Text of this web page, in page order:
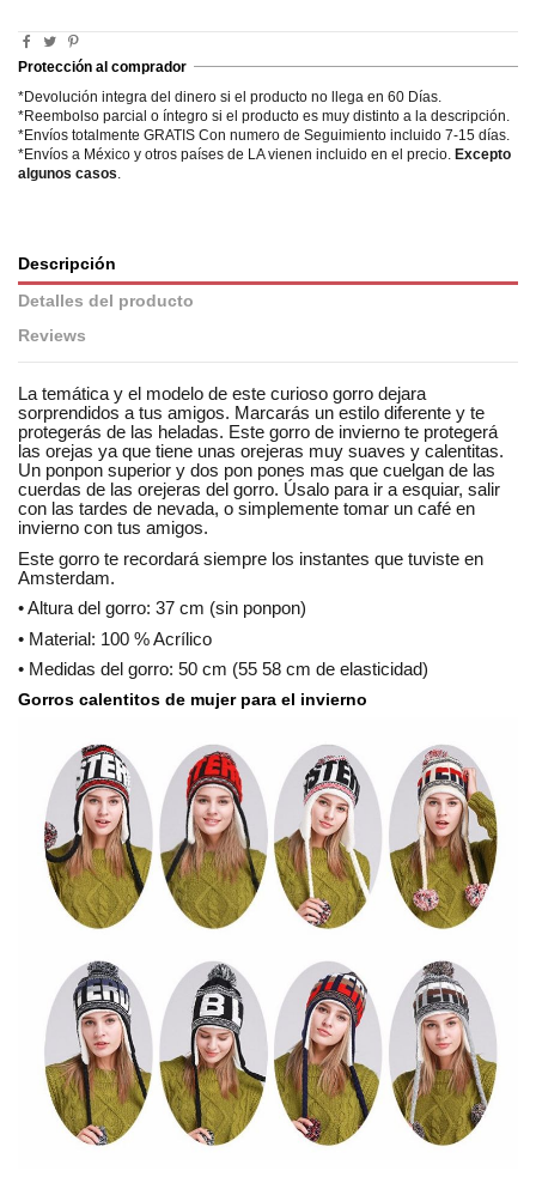
Protección al comprador
*Devolución integra del dinero si el producto no llega en 60 Días.
*Reembolso parcial o íntegro si el producto es muy distinto a la descripción.
*Envíos totalmente GRATIS Con numero de Seguimiento incluido 7-15 días.
*Envíos a México y otros países de LA vienen incluido en el precio. Excepto
algunos casos
Descripción
Detalles del producto
Reviews
La temática y el modelo de este curioso gorro dejara
sorprendidos a tus amigos. Marcarás un estilo diferente y te
protegerás de las heladas. Este gorro de invierno te protegerá
las orejas ya que tiene unas orejeras muy suaves y calentitas.
Un ponpon superior y dos pon pones mas que cuelgan de las
cuerdas de las orejeras del gorro. Úsalo para ir a esquiar, salir
con las tardes de nevada, o simplemente tomar un café en
invierno con tus amigos.
Este gorro te recordará siempre los instantes que tuviste en
Amsterdam.
• Altura del gorro: 37 cm (sin ponpon)
• Material: 100 % Acrílico
• Medidas del gorro: 50 cm (55 58 cm de elasticidad)
Gorros calentitos de mujer para el invierno